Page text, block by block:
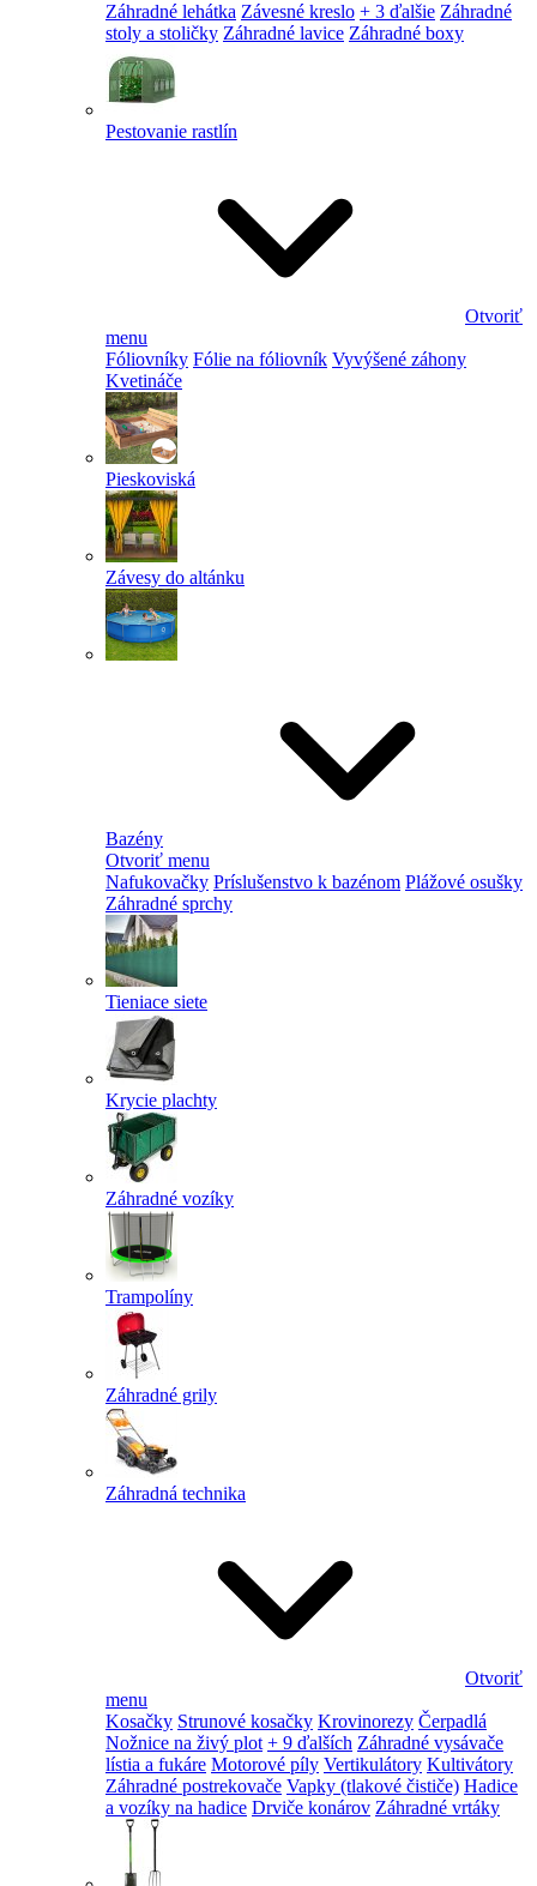
Záhradné lehátka Závesné kreslo + 3 ďalšie Záhradné
stoly a stoličky Záhradné lavice Záhradné boxy
Pestovanie rastlín
Otvoriť
menu
Fóliovníky Fólie na fóliovník Vyvýšené záhony
Kvetináče
Pieskoviská
Závesy do altánku
Bazény
Otvoriť menu
Nafukovačky Príslušenstvo k bazénom Plážové osušky
Záhradné sprchy
Tieniace siete
Krycie plachty
Záhradné vozíky
Trampolíny
Záhradné grily
Záhradná technika
Otvoriť
menu
Kosačky Strunové kosačky Krovinorezy Čerpadlá
Nožnice na živý plot + 9 ďalších Záhradné vysávače
lístia a fukáre Motorové píly Vertikulátory Kultivátory
Záhradné postrekovače Vapky (tlakové čističe) Hadice
a vozíky na hadice Drviče konárov Záhradné vrtáky